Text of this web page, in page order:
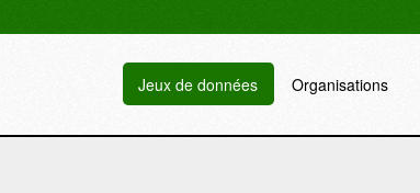
Jeux de données Organisations